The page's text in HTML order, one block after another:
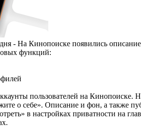
- На Кинопоиске появились описание
функций:
пользователей на Кинопоиске.
о себе». Описание и фон, а
в настройках приватности на